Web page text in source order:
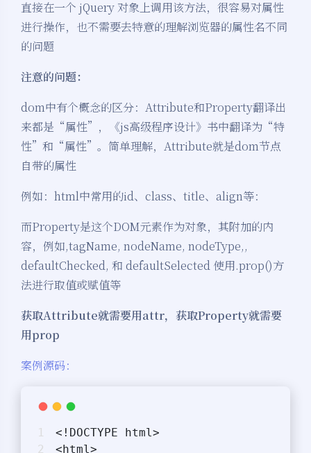
直接在一个 jQuery 对象上调用该方法，很容易对属性
进行操作，也不需要去特意的理解浏览器的属性名不同
的问题
注意的问题：
dom中有个概念的区分：Attribute和Property翻译出
来都是“属性”，《js高级程序设计》书中翻译为“特
性”和“属性”。简单理解，Attribute就是dom节点
自带的属性
例如：html中常用的id、class、title、align等：
而Property是这个DOM元素作为对象，其附加的内
容，例如,tagName, nodeName, nodeType,,
defaultChecked, 和 defaultSelected 使用.prop()方
法进行取值或赋值等
获取Attribute就需要用attr，获取Property就需要
用prop
案例源码：
<!DOCTYPE html>
<html>